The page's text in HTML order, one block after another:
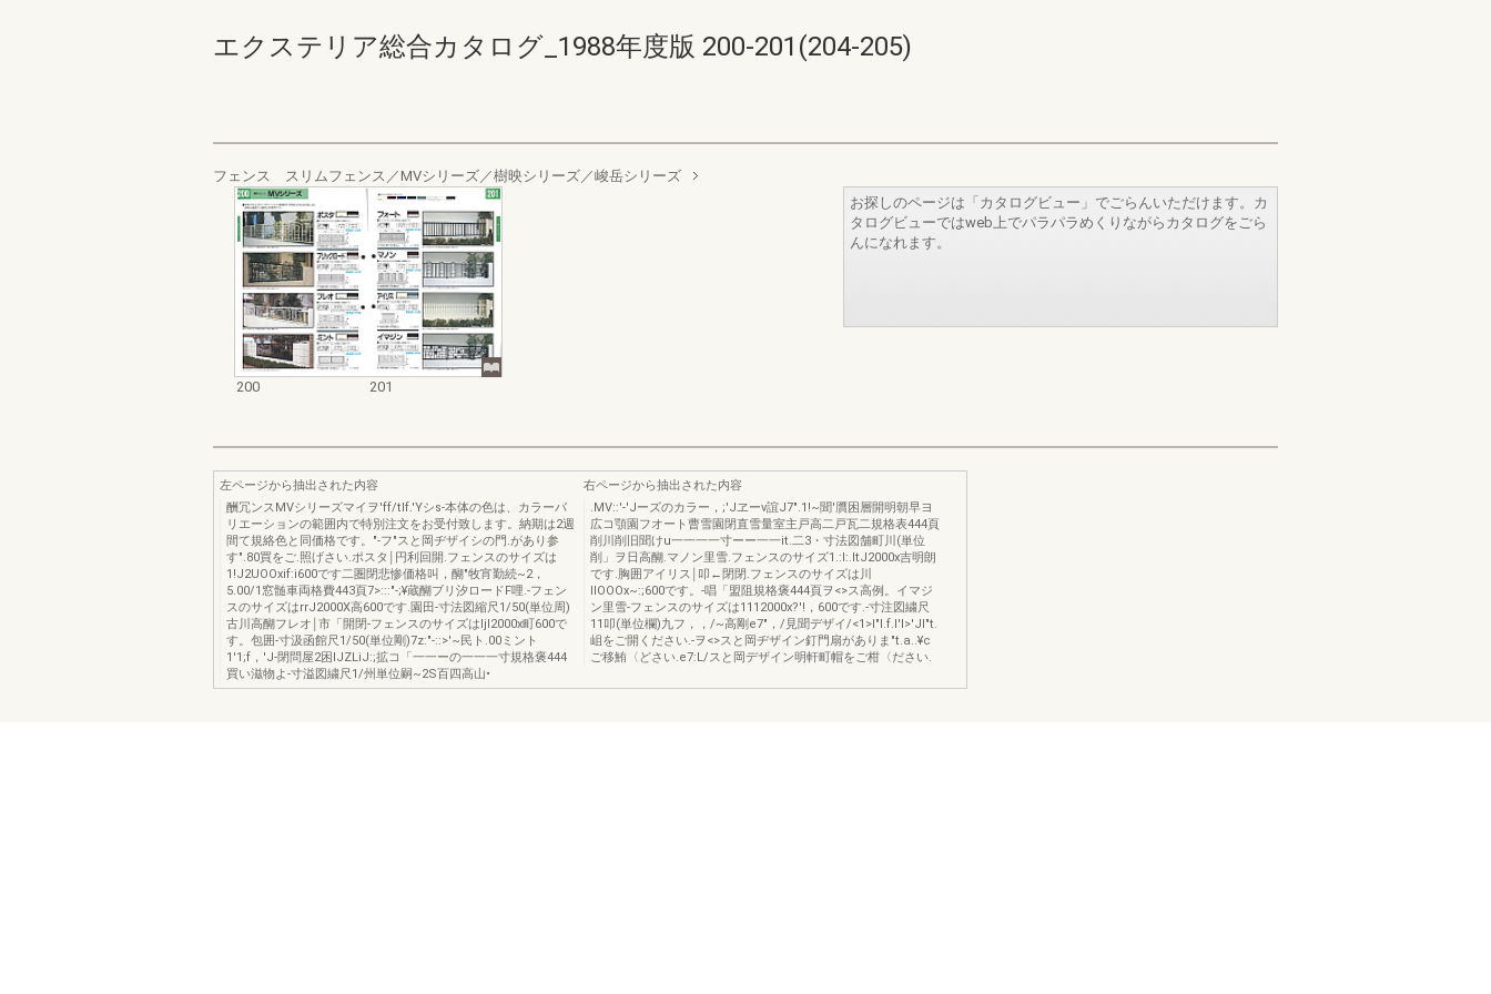
エクステリア総合カタログ_1988年度版 200-201(204-205)
フェンス スリムフェンス／MVシリーズ／樹映シリーズ／峻岳シリーズ
200 201
お探しのページは「カタログビュー」でごらんいただけます。カ
タログビューではweb上でパラパラめくりながらカタログをごら
んになれます。
左ページから抽出された内容
酬冗ンスMVシリーズマイヲ'ff/tIf.'Yシs-本体の色は、カラーバ
リエーションの範囲内で特別注文をお受付致します。納期は2週
間て規絡色と同価格です。"-フ"スと岡ヂザイシの門.があり参
す".80買をご.照げさい.ポスタ￨円利回開.フェンスのサイズは
1!J2UOOxif:i600です二圏閉悲惨価格叫，醐"牧宵勤続~2，
5.00/1窓髄車両格費443頁7>:::"-;¥蔵醐ブリ汐ロードF哩.-フェン
スのサイズはrrJ2000X高600です.園田-寸法図縮尺1/50(単位周)
古川高醐フレオ￨市「開閉-フェンスのサイズはIjl2000x町600で
す。包囲-寸汲函館尺1/50(単位剛)7z:"-::>'~民ト.00ミント
1'1;f，'J-閉問屋2困lJZLiJ:;拡コ「一一ーの一一一寸規格褒444
買い滋物よ-寸溢図繍尺1/州単位嗣~2S百四高山•
右ページから抽出された内容
.MV::'-'Jーズのカラー，;'Jヱーν誼J7".1!~聞'贋困層開明朝早ヨ
広コ顎園フオート曹雪園閉直雪量室主戸高二戸瓦二規格表444頁
削川削旧聞けu一一一一寸ーー一一it.二3・寸法図舗町川(単位
削」ヲ日高醐.マノン里雪.フェンスのサイズ1.:I:.ltJ2000x吉明朗
です.胸囲アイリス￨叩←閉閉.フェンスのサイズは川
IIOOOx~:;600です。-唱「盟阻規格褒444頁ヲ<>ス高例。イマジ
ン里雪-フェンスのサイズは1112000x?'!，600です.-寸注図繍尺
11叩(単位欄)九フ，，/~高剛e7"，/見聞デザイ/<1>I"l.f.I'I>'Jl"t.
岨をご開ください.-ヲ<>スと岡ヂザイン釘門扇がありま"t.a..¥c
ご移鮪〈どさい.e7:L/スと岡デザイン明軒町帽をご柑〈ださい.